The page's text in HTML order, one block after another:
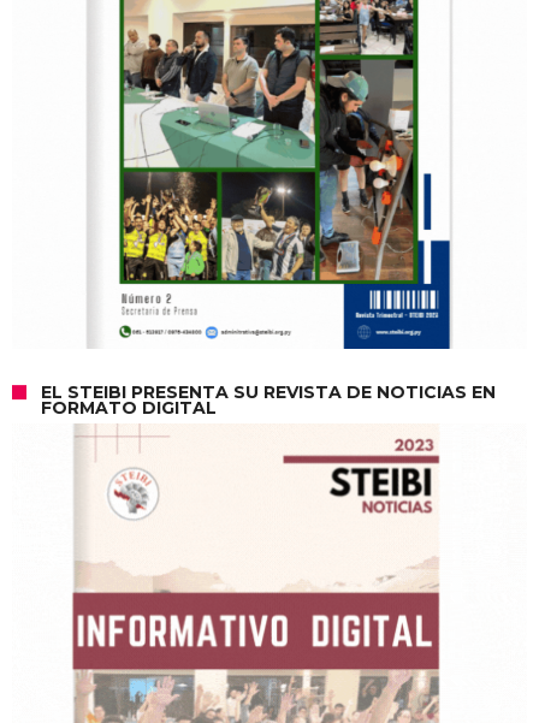
EL STEIBI PRESENTA SU REVISTA DE NOTICIAS EN
FORMATO DIGITAL